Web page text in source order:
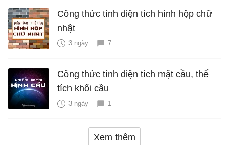
Công thức tính diện tích hình hộp chữ
nhật
3 ngày 7
Công thức tính diện tích mặt cầu, thể
tích khối cầu
3 ngày 1
Xem thêm